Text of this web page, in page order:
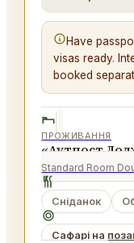
Have
visas ready.
booked
ПРОЖИВАННЯ
«Аутпост
Standard Room
Сніданок
Сафарі на